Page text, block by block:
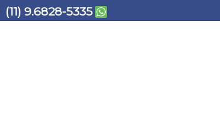
(11) 9.6828-5335